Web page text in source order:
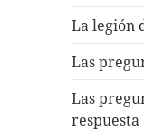
La legión
Las
Las
respuesta